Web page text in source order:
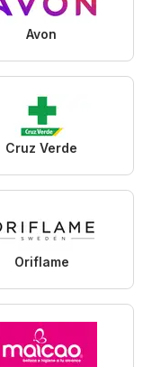
Avon
Cruz Verde
Oriflame